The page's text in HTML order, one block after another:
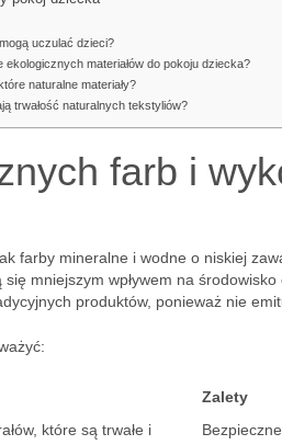
uczulać dzieci?
materiałów do pokoju dziecka?
naturalne materiały?
trwałość naturalnych tekstyliów?
farb i
jak farby mineralne i wodne o niskiej
mniejszym wpływem na
produktów, ponieważ nie
Zalety
które są trwałe i